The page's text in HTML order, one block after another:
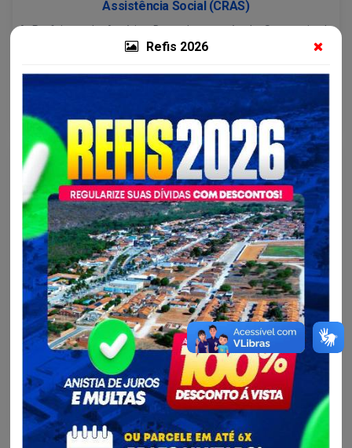
Refis 2026
Assistência Social (CRAS)
A Prefeitura de América Dourada, através da Secretaria de
Desenvolvimento Social e Promoção da Cidadania, tem o
Centro de Referência[...]
Desenvolvimento Social e...
Briga de marido e mulher a gente mete a colher...
Agosto é o mês em que unimos forças para combater a
violência contra a mulher.
Continue lendo